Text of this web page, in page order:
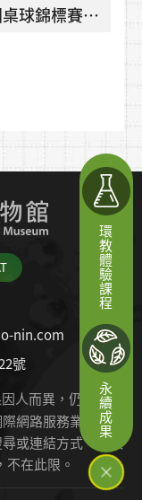
球錦標賽，
nin.com
號
人而異，仍必須由
網路服務業者轉錄
或連結方式，進入
在此限。
環教體驗課程
永續成果